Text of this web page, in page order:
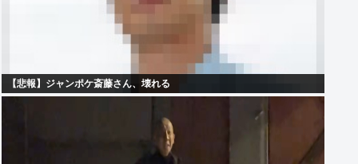
【悲報】ジャンポケ斎藤さん、壊れる